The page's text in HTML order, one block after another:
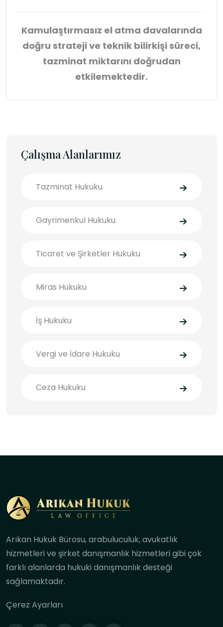
Kamulaştırmasız el atma davalarında
doğru strateji ve teknik bilirkişi süreci,
tazminat miktarını doğrudan
etkilemektedir.
Çalışma Alanlarımız
Tazminat Hukuku
Gayrimenkul Hukuku
Ticaret ve Şirketler Hukuku
Miras Hukuku
İş Hukuku
Vergi ve İdare Hukuku
Ceza Hukuku
Arıkan Hukuk Bürosu, arabuluculuk, avukatlık
hizmetleri ve şirket danışmanlık hizmetleri gibi çok
farklı alanlarda hukuki danışmanlık desteği
sağlamaktadır.
Çerez Ayarları